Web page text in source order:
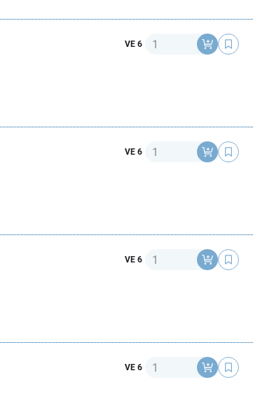
VE 6 Anzahl
VE 6 Anzahl
VE 6 Anzahl
VE 6 Anzahl